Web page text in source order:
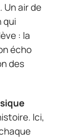
air de
qui
: la
écho
des
Ici,